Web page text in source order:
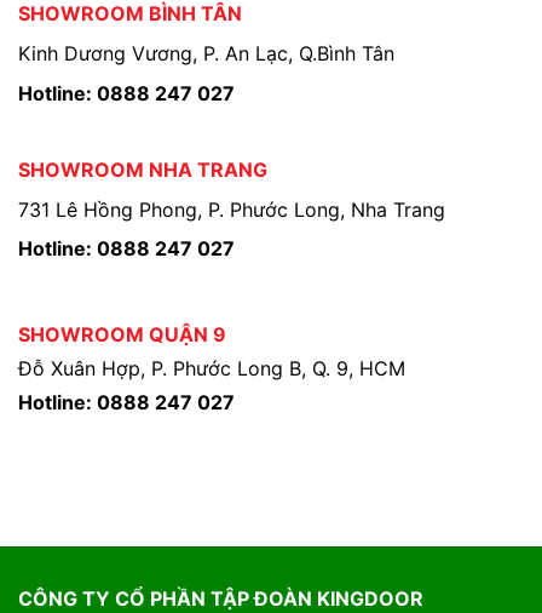
SHOWROOM BÌNH TÂN
Kinh Dương Vương, P. An Lạc, Q.Bình Tân
Hotline: 0888 247 027
SHOWROOM NHA TRANG
731 Lê Hồng Phong, P. Phước Long, Nha Trang
Hotline: 0888 247 027
SHOWROOM QUẬN 9
Đỗ Xuân Hợp, P. Phước Long B, Q. 9, HCM
Hotline: 0888 247 027
CÔNG TY CỔ PHẦN TẬP ĐOÀN KINGDOOR